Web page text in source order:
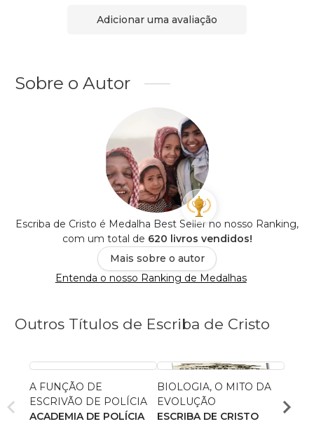
Adicionar uma avaliação
Sobre o Autor
Escriba de Cristo é Medalha Best Seller no nosso Ranking,
com um total de 620 livros vendidos!
Mais sobre o autor
Entenda o nosso Ranking de Medalhas
Outros Títulos de Escriba de Cristo
A FUNÇÃO DE
ESCRIVÃO DE POLÍCIA
ACADEMIA DE POLÍCIA
BIOLOGIA, O MITO DA
EVOLUÇÃO
ESCRIBA DE CRISTO